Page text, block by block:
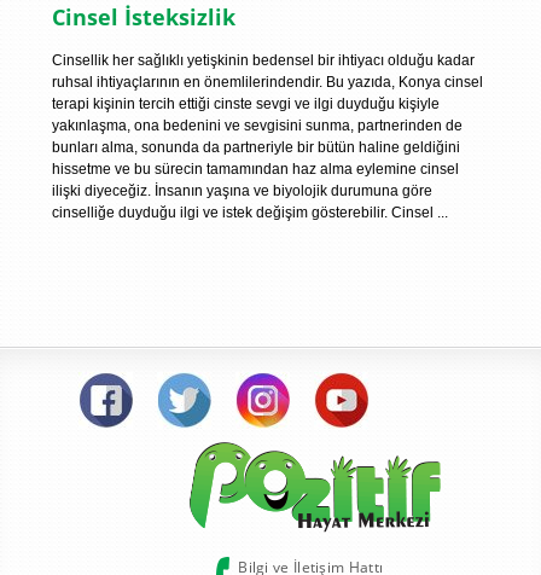
Cinsel İsteksizlik
Cinsellik her sağlıklı yetişkinin bedensel bir ihtiyacı olduğu kadar
ruhsal ihtiyaçlarının en önemlilerindendir. Bu yazıda, Konya cinsel
terapi kişinin tercih ettiği cinste sevgi ve ilgi duyduğu kişiyle
yakınlaşma, ona bedenini ve sevgisini sunma, partnerinden de
bunları alma, sonunda da partneriyle bir bütün haline geldiğini
hissetme ve bu sürecin tamamından haz alma eylemine cinsel
ilişki diyeceğiz. İnsanın yaşına ve biyolojik durumuna göre
cinselliğe duyduğu ilgi ve istek değişim gösterebilir. Cinsel ...
Bilgi ve İletişim Hattı